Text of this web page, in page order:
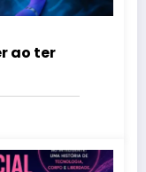
ao ter